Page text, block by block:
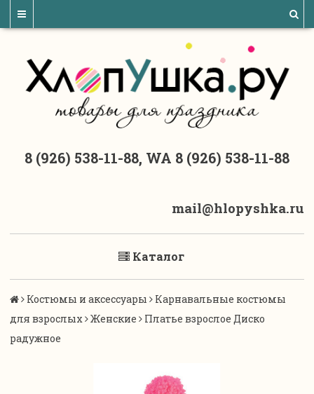
8 (926) 538-11-88, WA 8 (926) 538-11-88
mail@hlopyshka.ru
Каталог
Костюмы и аксессуары
Карнавальные костюмы
для взрослых
Женские
Платье взрослое Диско
радужное